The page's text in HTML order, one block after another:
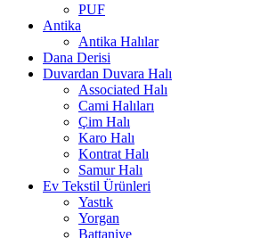
PUF
Antika
Antika Halılar
Dana Derisi
Duvardan Duvara Halı
Associated Halı
Cami Halıları
Çim Halı
Karo Halı
Kontrat Halı
Samur Halı
Ev Tekstil Ürünleri
Yastık
Yorgan
Battaniye